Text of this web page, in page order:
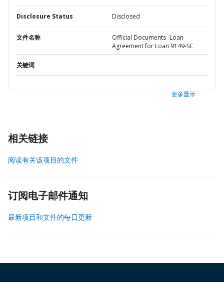
Disclosure Status Disclosed
文件名称
Official Documents- Loan
Agreement for Loan 9149-SC
关键词
更多显示
相关链接
阅读有关该项目的文件
订阅电子邮件通知
最新项目和文件的每日更新